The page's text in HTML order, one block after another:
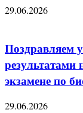
29.06.2026
Поздравляем
результатами
экзамене по
29.06.2026